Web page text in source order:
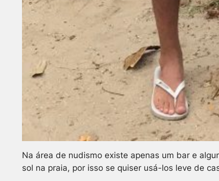
Na área de nudismo existe apenas um bar e
sol na praia, por isso se quiser usá-los leve de